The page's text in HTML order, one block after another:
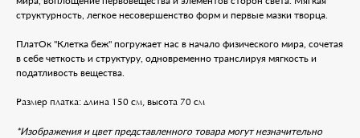
структурность, легкое несовершенство форм и первые мазки творца.
ПлатОк "Клетка беж" погружает нас в начало физического мира, сочетая
в себе четкость и структуру, одновременно транслируя мягкость и
податливость вещества.
Размер платка: длина 150 см, высота 70 см
*Изображения и цвет представленного товара могут незначительно